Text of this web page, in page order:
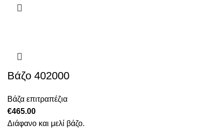
έχει
επιλογές
μπορούν
επιλεγούν
στη
σελίδα
Βάζο 402000
Βάζα επιτραπέζια
€465.00
Διάφανο και μελί βάζο.